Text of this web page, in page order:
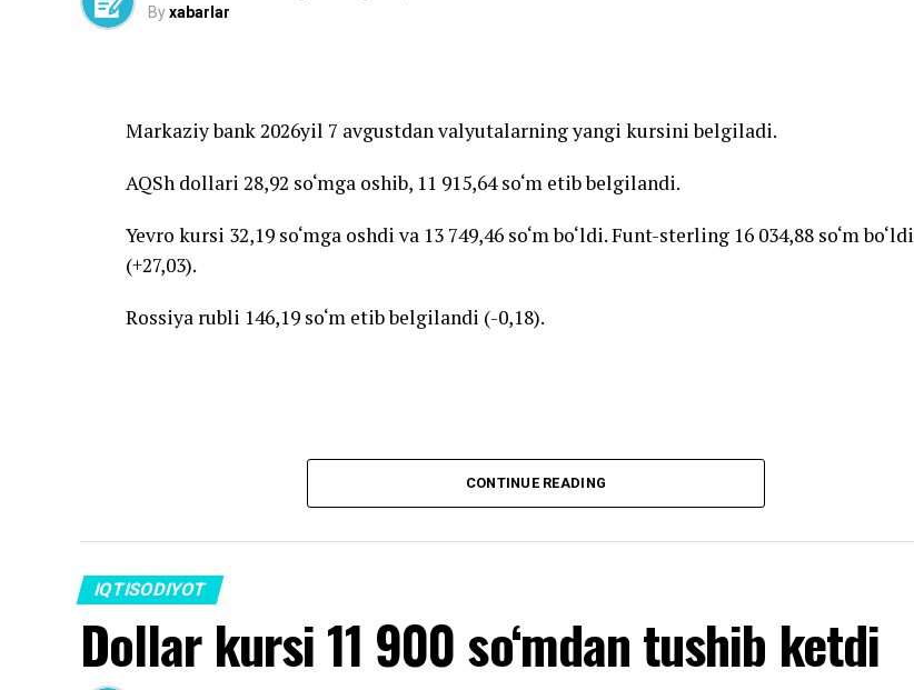
Byxabarlar
Markaziy bank 2026yil 7 avgustdan valyutalarning yangi kursini belgiladi.
AQSh dollari 28,92 so‘mga oshib, 11 915,64 so‘m etib belgilandi.
Yevro kursi 32,19 so‘mga oshdi va 13 749,46 so‘m bo‘ldi. Funt-sterling 16 034,88 so‘m bo‘ldi
(+27,03).
Rossiya rubli 146,19 so‘m etib belgilandi (-0,18).
CONTINUE READING
IQTISODIYOT
Dollar kursi 11 900 so‘mdan tushib ketdi